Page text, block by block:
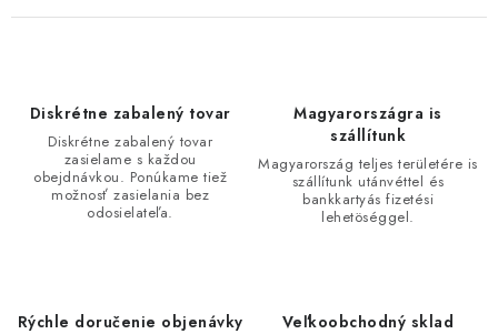
Diskrétne zabalený tovar
Diskrétne zabalený tovar
zasielame s každou
obejdnávkou. Ponúkame tiež
možnosť zasielania bez
odosielateľa.
Magyarországra is
szállítunk
Magyarország teljes területére is
szállítunk utánvéttel és
bankkartyás fizetési
lehetöséggel.
Rýchle doručenie objenávky Veľkoobchodný sklad